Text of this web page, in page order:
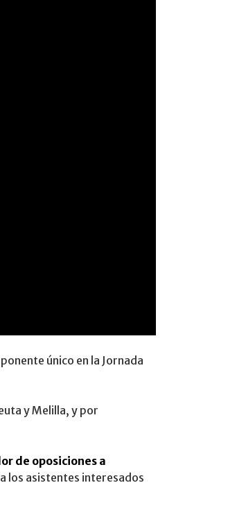
único en la Jornada
y Melilla, y por
de oposiciones a
los asistentes interesados